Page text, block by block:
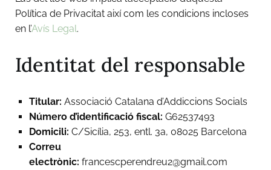
Política de Privacitat així com les condicions incloses
en l’Avís Legal.
Identitat del responsable
Titular: Associació Catalana d’Addiccions Socials
Número d’identificació fiscal: G62537493
Domicili: C/Sicília, 253, entl. 3a, 08025 Barcelona
Correu
electrònic: francescperendreu2@gmail.com